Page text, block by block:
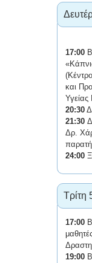
17:00
και
20:30
21:30
Δρ.
24:00
Τρίτη
17:00
19:00